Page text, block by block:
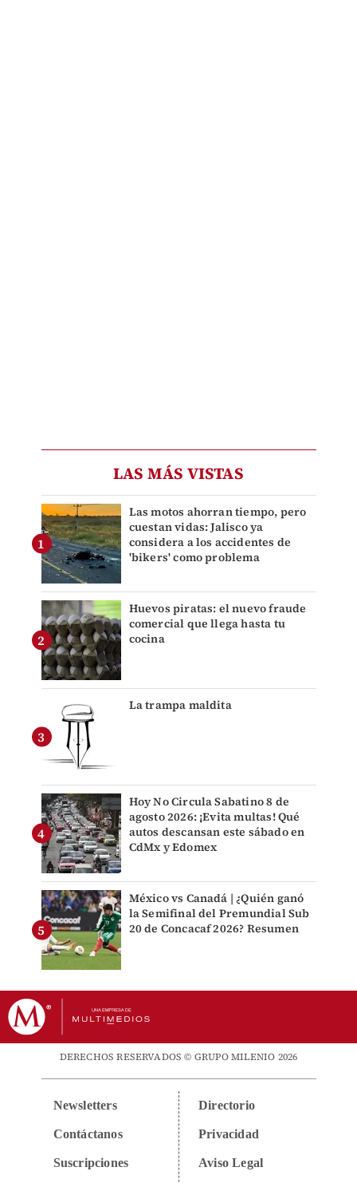
LAS MÁS VISTAS
Las motos ahorran tiempo, pero
cuestan vidas: Jalisco ya
considera a los accidentes de
'bikers' como problema
Huevos piratas: el nuevo fraude
comercial que llega hasta tu
cocina
La trampa maldita
Hoy No Circula Sabatino 8 de
agosto 2026: ¡Evita multas! Qué
autos descansan este sábado en
CdMx y Edomex
México vs Canadá | ¿Quién ganó
la Semifinal del Premundial Sub
20 de Concacaf 2026? Resumen
DERECHOS RESERVADOS © GRUPO MILENIO 2026
Newsletters
Contáctanos
Suscripciones
Directorio
Privacidad
Aviso Legal